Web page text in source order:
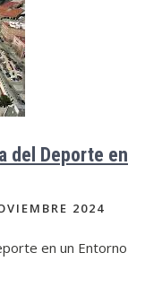
del Deporte en
2024
en un Entorno